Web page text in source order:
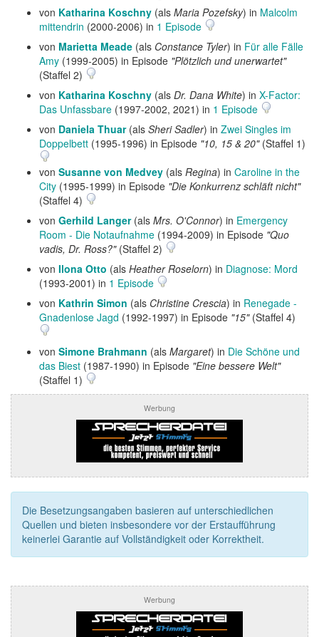
von Katharina Koschny (als Maria Pozefsky) in Malcolm
mittendrin (2000-2006) in 1 Episode
von Marietta Meade (als Constance Tyler) in Für alle Fälle
Amy (1999-2005) in Episode "Plötzlich und unerwartet"
(Staffel 2)
von Katharina Koschny (als Dr. Dana White) in X-Factor:
Das Unfassbare (1997-2002, 2021) in 1 Episode
von Daniela Thuar(als Sheri Sadler) in Zwei Singles im
Doppelbett (1995-1996) in Episode "10, 15 & 20"(Staffel 1)
von Susanne von Medvey (als Regina) in Caroline in the
City (1995-1999) in Episode "Die Konkurrenz schläft nicht"
(Staffel 4)
von Gerhild Langer(als Mrs. O'Connor) in Emergency
Room - Die Notaufnahme (1994-2009) in Episode "Quo
vadis, Dr. Ross?"(Staffel 2)
von Ilona Otto (als Heather Roselorn) in Diagnose: Mord
(1993-2001) in 1 Episode
von Kathrin Simon (als Christine Crescia) in Renegade -
Gnadenlose Jagd (1992-1997) in Episode "15"(Staffel 4)
von Simone Brahmann (als Margaret) in Die Schöne und
das Biest (1987-1990) in Episode "Eine bessere Welt"
(Staffel 1)
Werbung
Die Besetzungsangaben basieren auf unterschiedlichen
Quellen und bieten insbesondere vor der Erstaufführung
keinerlei Garantie auf Vollständigkeit oder Korrektheit.
Werbung